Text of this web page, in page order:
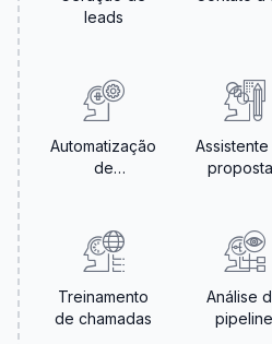
leads
Automatização
de
Treinamento
de chamadas
Análise
pipeline